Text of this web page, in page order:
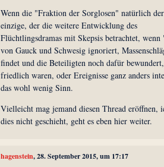
Wenn die "Fraktion der Sorglosen" natürlich
einzige, der die weitere Entwicklung des
Flüchtlingsdramas mit Skepsis betrachtet,
von Gauck und Schwesig ignoriert,
findet und die Beteiligten noch dafür
friedlich waren, oder Ereignisse ganz anders
das wohl wenig Sinn.
Vielleicht mag jemand diesen Thread eröffnen,
dies nicht geschieht, geht es eben hier weiter.
hagenstein, 28. September 2015, um 17:17